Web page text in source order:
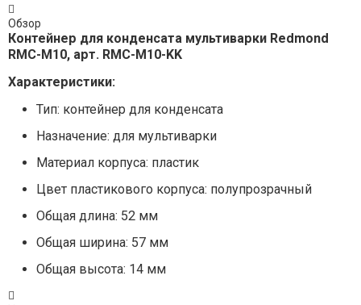
Обзор
Контейнер для конденсата мультиварки Redmond
RMC-M10, арт. RMC-M10-KK
Характеристики:
Тип: контейнер для конденсата
Назначение: для мультиварки
Mатериал корпуса: пластик
Цвет пластикового корпуса: полупрозрачный
Общая длина: 52 мм
Общая ширина: 57 мм
Общая высота: 14 мм